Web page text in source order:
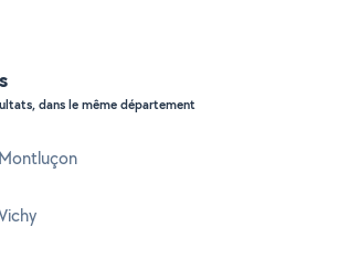
dans le même département